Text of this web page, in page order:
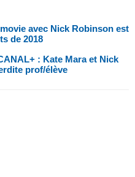
avec Nick Robinson est
de 2018
: Kate Mara et Nick
prof/élève